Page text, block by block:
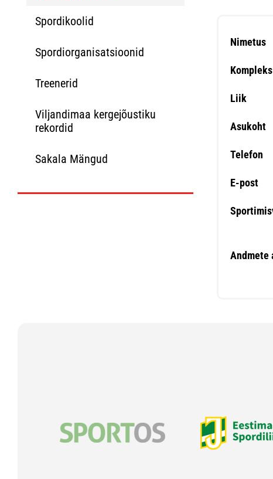
Spordikoolid
Spordiorganisatsioonid
Treenerid
Viljandimaa kergejõustiku
rekordid
Sakala Mängud
Nimetus
Kompleks
Liik
Asukoht
Telefon
E-post
Andmete